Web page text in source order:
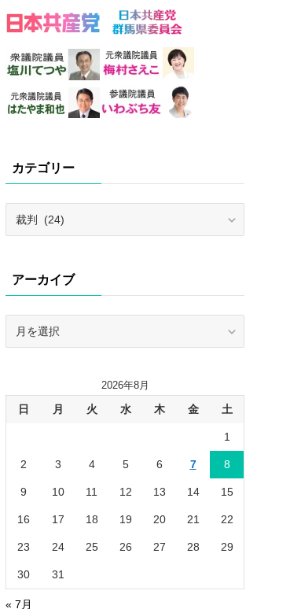
カテゴリー
ーアーカイブ
2026年8月
日 月 火 水 木 金 土
1
2 3 4 5 6 7 8
9 10 11 12 13 14 15
16 17 18 19 20 21 22
23 24 25 26 27 28 29
30 31
« 7月